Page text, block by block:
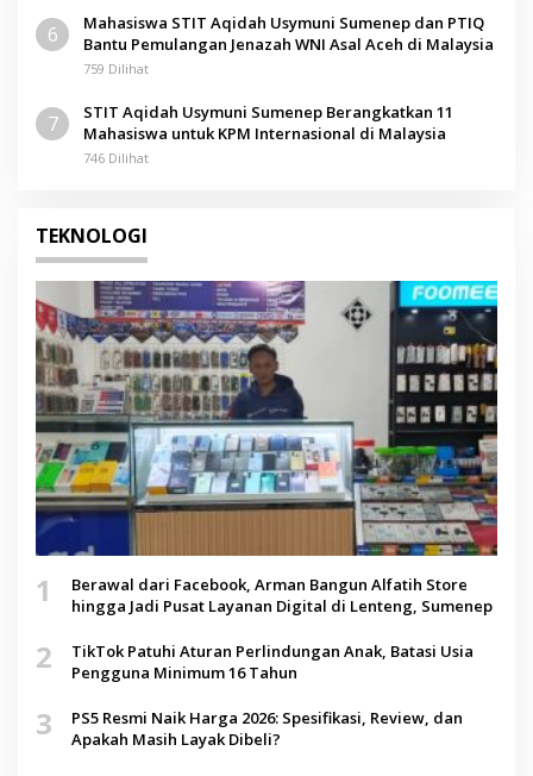
6
Mahasiswa STIT Aqidah Usymuni Sumenep dan PTIQ
Bantu Pemulangan Jenazah WNI Asal Aceh di Malaysia
759 Dilihat
7
STIT Aqidah Usymuni Sumenep Berangkatkan 11
Mahasiswa untuk KPM Internasional di Malaysia
746 Dilihat
TEKNOLOGI
1
Berawal dari Facebook, Arman Bangun Alfatih Store
hingga Jadi Pusat Layanan Digital di Lenteng, Sumenep
2
TikTok Patuhi Aturan Perlindungan Anak, Batasi Usia
Pengguna Minimum 16 Tahun
3
PS5 Resmi Naik Harga 2026: Spesifikasi, Review, dan
Apakah Masih Layak Dibeli?